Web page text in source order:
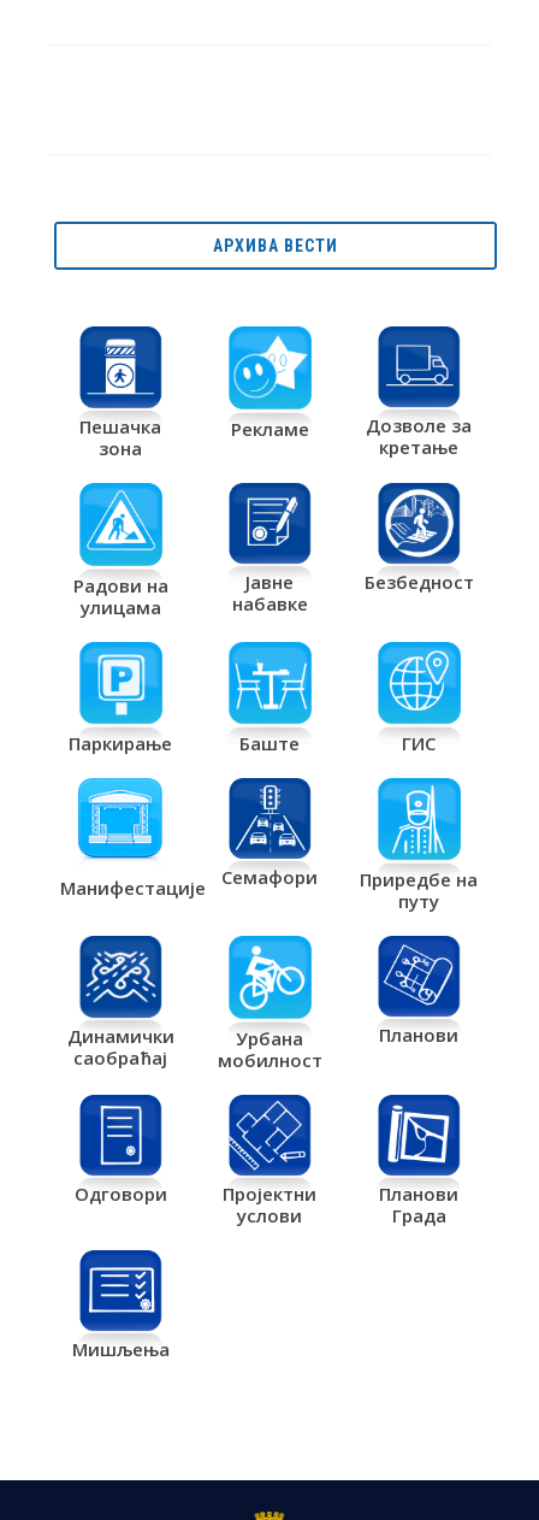
АРХИВА ВЕСТИ
Пешачка
зона
Рекламе
Дозволе за
кретање
Радови на
улицама
Јавне
набавке
Безбедност
Паркирање Баште ГИС
Манифестације Семафори
Приредбе на
путу
Динамички
саобраћај
Урбана
мобилност
Планови
Одговори
Пројектни
услови
Планови
Града
Мишљења